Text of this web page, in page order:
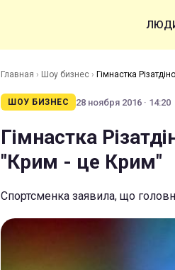
Главная › Шоу бизнес › Гімнастка
ШОУ БИЗНЕС 28 ноября 2016 · 14:20
Гімнастка
"Крим - це Крим"
Спортсменка заявила, що